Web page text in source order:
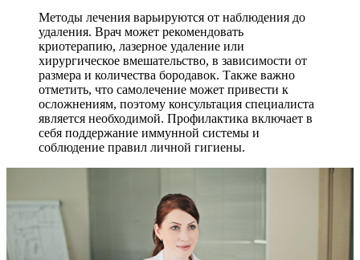
Методы лечения варьируются от наблюдения до
удаления. Врач может рекомендовать
криотерапию, лазерное удаление или
хирургическое вмешательство, в зависимости от
размера и количества бородавок. Также важно
отметить, что самолечение может привести к
осложнениям, поэтому консультация специалиста
является необходимой. Профилактика включает в
себя поддержание иммунной системы и
соблюдение правил личной гигиены.